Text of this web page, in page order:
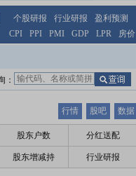
个股研报 行业研报
盈利预测
CPI PPI PMI GDP LPR 房价
：
行情 股吧 数据
股东户数 分红送配
股东增减持 行业研报